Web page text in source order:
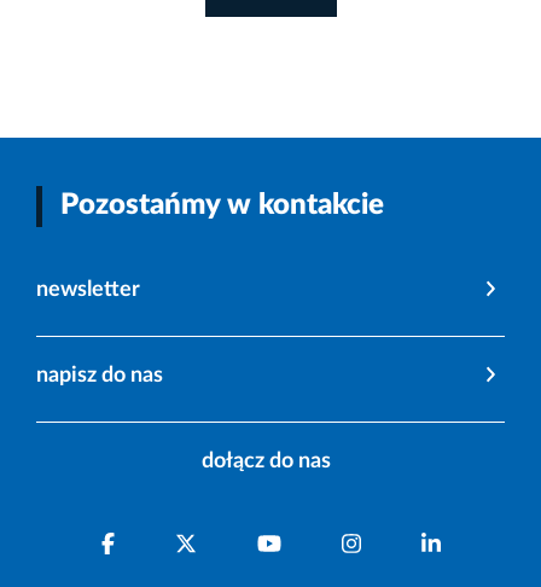
Pozostańmy w kontakcie
newsletter
napisz do nas
dołącz do nas